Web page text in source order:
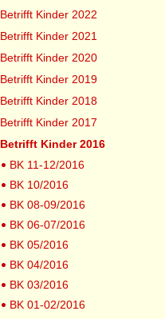
Betrifft Kinder 2022
Betrifft Kinder 2021
Betrifft Kinder 2020
Betrifft Kinder 2019
Betrifft Kinder 2018
Betrifft Kinder 2017
Betrifft Kinder 2016
BK 11-12/2016
BK 10/2016
BK 08-09/2016
BK 06-07/2016
BK 05/2016
BK 04/2016
BK 03/2016
BK 01-02/2016